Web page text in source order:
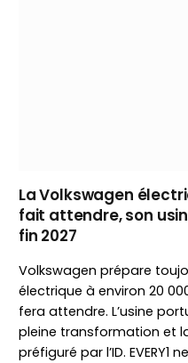
La Volkswagen
fait attendre, son
fin 2027
Volkswagen prépare
électrique à environ 20
fera attendre. L’usine
pleine transformation et
préfiguré par l’ID.